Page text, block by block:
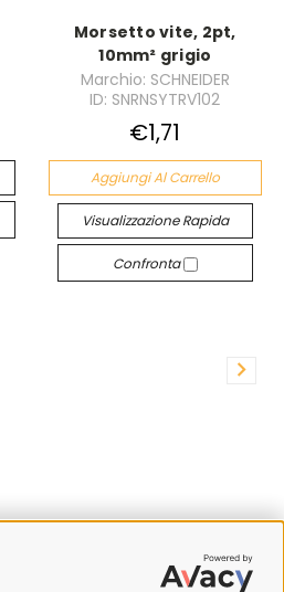
Morsetto vite, 2pt,
10mm² grigio
Marchio: SCHNEIDER
ID: SNRNSYTRV102
€1,71
Aggiungi Al Carrello
Visualizzazione Rapida
Confronta